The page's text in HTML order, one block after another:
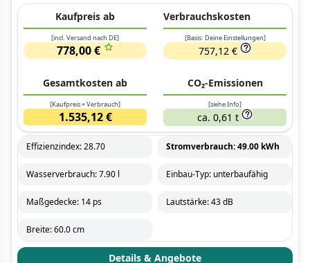
Kaufpreis ab
[incl. Versand nach DE]
778,00 €
Verbrauchskosten
[Basis: Deine Einstellungen]
757,12 €
Gesamtkosten ab
[Kaufpreis + Verbrauch]
1.535,12 €
CO₂-Emissionen
[siehe Info]
ca. 0,61 t
Effizienzindex: 28.70 Stromverbrauch: 49.00 kWh
Wasserverbrauch: 7.90 l Einbau-Typ: unterbaufähig
Maßgedecke: 14 ps Lautstärke: 43 dB
Breite: 60.0 cm
Details & Angebote